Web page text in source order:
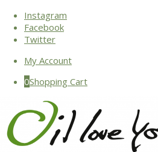
Instagram
Facebook
Twitter
My Account
0Shopping Cart